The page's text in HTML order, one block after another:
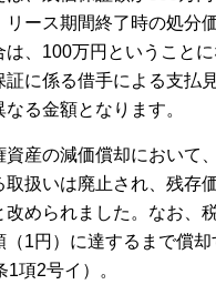
リース期間終了時の処分
は、100万円ということ
証に係る借手による支払
る金額となります。
資産の減価償却において
取扱いは廃止され、残存
改められました。なお、
（1円）に達するまで償却
項2号イ）。